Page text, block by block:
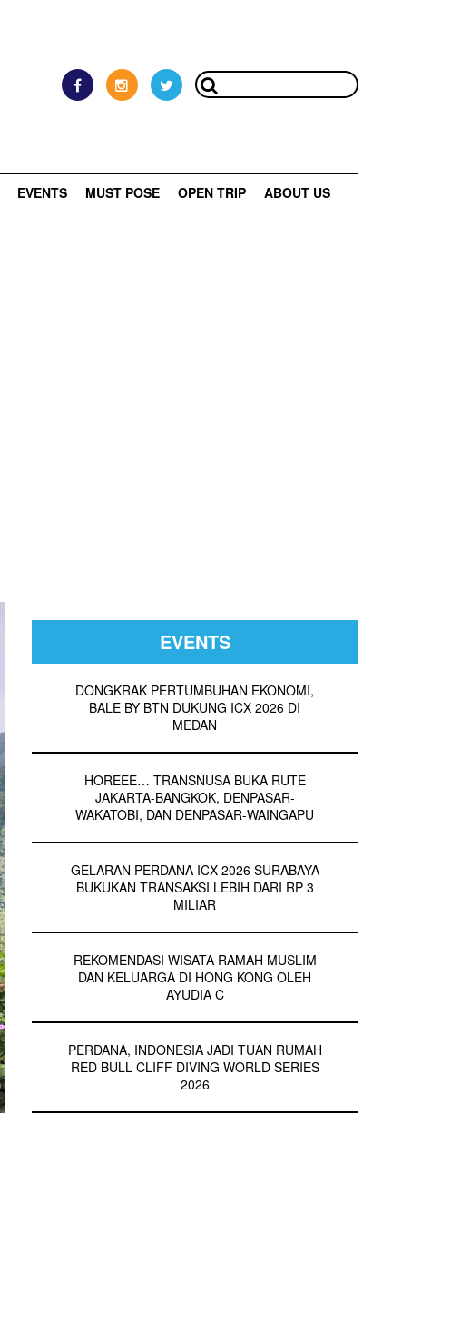
EVENTS MUST POSE OPEN TRIP ABOUT US
EVENTS
DONGKRAK PERTUMBUHAN EKONOMI,
BALE BY BTN DUKUNG ICX 2026 DI
MEDAN
HOREEE… TRANSNUSA BUKA RUTE
JAKARTA-BANGKOK, DENPASAR-
WAKATOBI, DAN DENPASAR-WAINGAPU
GELARAN PERDANA ICX 2026 SURABAYA
BUKUKAN TRANSAKSI LEBIH DARI RP 3
MILIAR
REKOMENDASI WISATA RAMAH MUSLIM
DAN KELUARGA DI HONG KONG OLEH
AYUDIA C
PERDANA, INDONESIA JADI TUAN RUMAH
RED BULL CLIFF DIVING WORLD SERIES
2026